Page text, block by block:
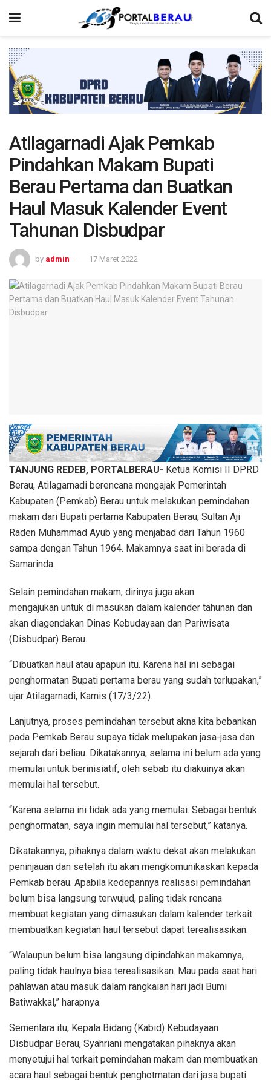
Atilagarnadi Ajak Pemkab
Pindahkan Makam Bupati
Berau Pertama dan Buatkan
Haul Masuk Kalender Event
Tahunan Disbudpar
by admin 17 Maret 2022
TANJUNG REDEB, PORTALBERAU- Ketua Komisi II DPRD
Berau, Atilagarnadi berencana mengajak Pemerintah
Kabupaten (Pemkab) Berau untuk melakukan pemindahan
makam dari Bupati pertama Kabupaten Berau, Sultan Aji
Raden Muhammad Ayub yang menjabad dari Tahun 1960
sampa dengan Tahun 1964. Makamnya saat ini berada di
Samarinda.
Selain pemindahan makam, dirinya juga akan
mengajukan untuk di masukan dalam kalender tahunan dan
akan diagendakan Dinas Kebudayaan dan Pariwisata
(Disbudpar) Berau.
“Dibuatkan haul atau apapun itu. Karena hal ini sebagai
penghormatan Bupati pertama berau yang sudah terlupakan,”
ujar Atilagarnadi, Kamis (17/3/22).
Lanjutnya, proses pemindahan tersebut akna kita bebankan
pada Pemkab Berau supaya tidak melupakan jasa-jasa dan
sejarah dari beliau. Dikatakannya, selama ini belum ada yang
memulai untuk berinisiatif, oleh sebab itu diakuinya akan
memulai hal tersebut.
“Karena selama ini tidak ada yang memulai. Sebagai bentuk
penghormatan, saya ingin memulai hal tersebut,” katanya.
Dikatakannya, pihaknya dalam waktu dekat akan melakukan
peninjauan dan setelah itu akan mengkomunikaskan kepada
Pemkab berau. Apabila kedepannya realisasi pemindahan
belum bisa langsung terwujud, paling tidak rencana
membuat kegiatan yang dimasukan dalam kalender terkait
membuatkan kegiatan haul tersebut dapat terealisasikan.
“Walaupun belum bisa langsung dipindahkan makamnya,
paling tidak haulnya bisa terealisasikan. Mau pada saat hari
pahlawan atau masuk dalam rangkaian hari jadi Bumi
Batiwakkal,” harapnya.
Sementara itu, Kepala Bidang (Kabid) Kebudayaan
Disbudpar Berau, Syahriani mengatakan pihaknya akan
menyetujui hal terkait pemindahan makam dan membuatkan
acara haul sebagai bentuk penghotmatan dari jasa bupati